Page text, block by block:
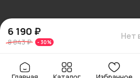
6 190 ₽
8 843 ₽ - 30%
Нет